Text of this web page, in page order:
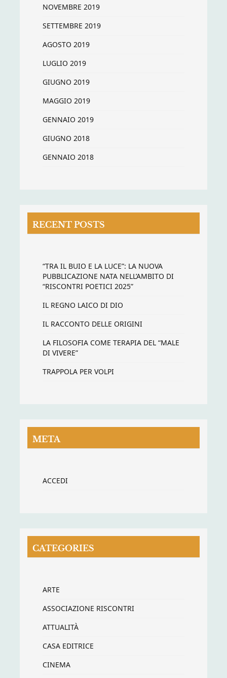
NOVEMBRE 2019
SETTEMBRE 2019
AGOSTO 2019
LUGLIO 2019
GIUGNO 2019
MAGGIO 2019
GENNAIO 2019
GIUGNO 2018
GENNAIO 2018
RECENT POSTS
“TRA IL BUIO E LA LUCE”: LA NUOVA
PUBBLICAZIONE NATA NELL’AMBITO DI
“RISCONTRI POETICI 2025”
IL REGNO LAICO DI DIO
IL RACCONTO DELLE ORIGINI
LA FILOSOFIA COME TERAPIA DEL “MALE
DI VIVERE”
TRAPPOLA PER VOLPI
META
ACCEDI
CATEGORIES
ARTE
ASSOCIAZIONE RISCONTRI
ATTUALITÀ
CASA EDITRICE
CINEMA